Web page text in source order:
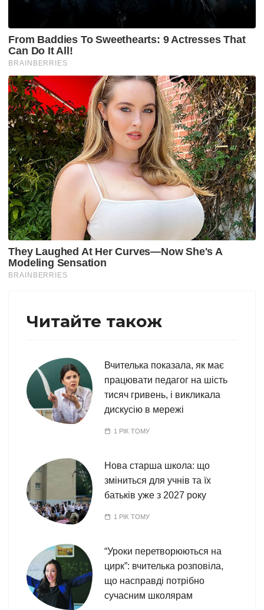
Читайте також
Вчителька показала, як має
працювати педагог на шість
тисяч гривень, і викликала
дискусію в мережі
1 РІК ТОМУ
Нова старша школа: що
зміниться для учнів та їх
батьків уже з 2027 року
1 РІК ТОМУ
“Уроки перетворюються на
цирк”: вчителька розповіла,
що насправді потрібно
сучасним школярам